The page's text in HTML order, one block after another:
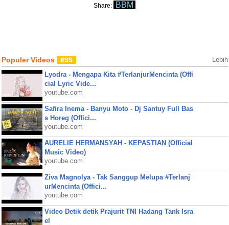
Share: BBM
Populer Videos Lebih
Lyodra - Mengapa Kita #TerlanjurMencinta (Offi
cial Lyric Vide...
youtube.com
Safira Inema - Banyu Moto - Dj Santuy Full Bas
s Horeg (Offici...
youtube.com
AURELIE HERMANSYAH - KEPASTIAN (Official
Music Video)
youtube.com
Ziva Magnolya - Tak Sanggup Melupa #Terlanj
urMencinta (Offici...
youtube.com
Video Detik detik Prajurit TNI Hadang Tank Isra
el